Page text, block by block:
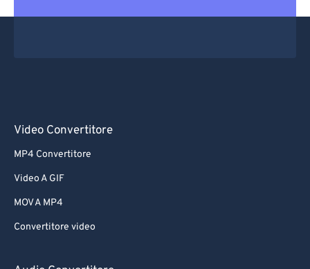
Video Convertitore
MP4 Convertitore
Video A GIF
MOV A MP4
Convertitore video